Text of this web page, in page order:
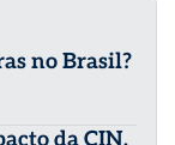
no Brasil?
da CIN,